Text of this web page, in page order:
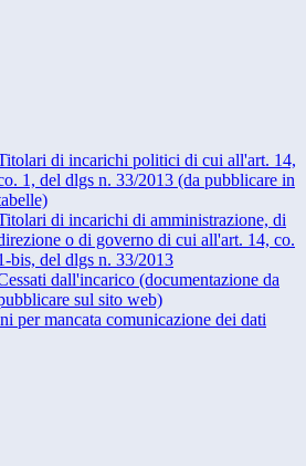
di incarichi politici di cui all'art. 14,
1, del dlgs n. 33/2013 (da pubblicare in
di incarichi di amministrazione, di
o di governo di cui all'art. 14, co.
bis, del dlgs n. 33/2013
dall'incarico (documentazione da
sul sito web)
per mancata comunicazione dei dati